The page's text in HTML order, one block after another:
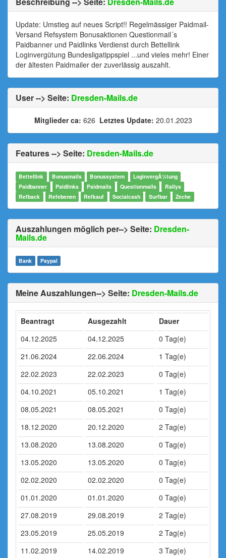
Update: Umstieg auf neues Script!! Regelmässiger Paidmail-
Versand Refsystem Bonusaktionen Questionmail´s
Paidbanner und Paidlinks Verdienst durch Bettellink
Loginvergütung Bundesligatippspiel ...und vieles mehr! Einer
der ältesten Paidmailer der zuverlässig auszahlt.
User --> Seite: Dresden-Mails.de
Mitglieder ca: 626 Letztes Update: 20.01.2023
Features --> Seite: Dresden-Mails.de
Bettellink Bonusmails Bonussystem
LoginvergÃ¼tung
Paidbanner
Paidlinks Paidmails Questionmails
Rallys
Refback
Refebenen Refkauf Socialcash Surfbar Zeche
Auszahlungen möglich per--> Seite: Dresden-
Mails.de
Bank Paypal
Meine Auszahlungen--> Seite: Dresden-Mails.de
Beantragt Ausgezahlt
Dauer
04.12.2025
04.12.2025
0 Tag(e)
21.06.2024
22.06.2024
1 Tag(e)
22.02.2023
22.02.2023
0 Tag(e)
04.10.2021
05.10.2021
1 Tag(e)
08.05.2021
08.05.2021
0 Tag(e)
18.12.2020
20.12.2020
2 Tag(e)
13.08.2020
13.08.2020
0 Tag(e)
13.05.2020
13.05.2020
0 Tag(e)
02.02.2020
02.02.2020
0 Tag(e)
01.01.2020
01.01.2020
0 Tag(e)
27.08.2019
29.08.2019
2 Tag(e)
23.05.2019
25.05.2019
2 Tag(e)
11.02.2019
14.02.2019
3 Tag(e)